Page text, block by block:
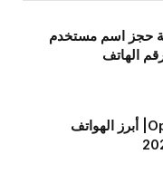
حجز اسم مستخدم
الهاتف
أبرزها Oppo Reno 16| أبرز الهواتف